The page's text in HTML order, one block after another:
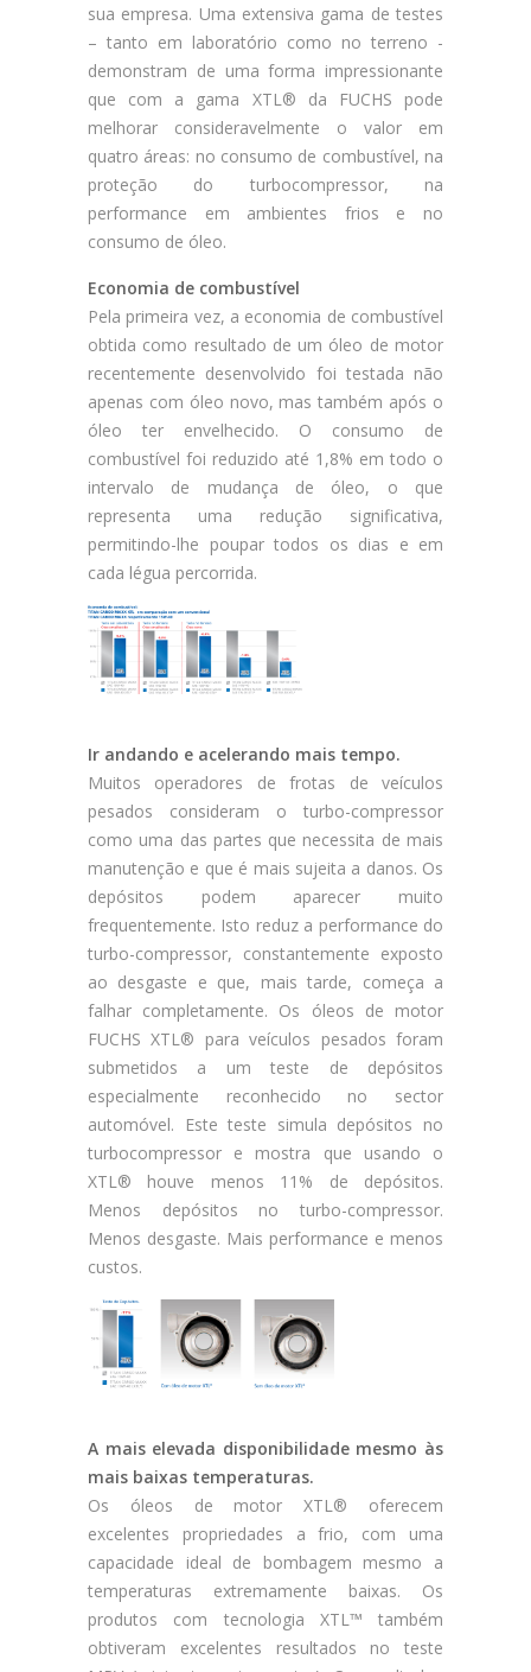
sua empresa. Uma extensiva gama de testes
– tanto em laboratório como no terreno -
demonstram de uma forma impressionante
que com a gama XTL® da FUCHS pode
melhorar consideravelmente o valor em
quatro áreas: no consumo de combustível, na
proteção do turbocompressor, na
performance em ambientes frios e no
consumo de óleo.
Economia de combustível
Pela primeira vez, a economia de combustível
obtida como resultado de um óleo de motor
recentemente desenvolvido foi testada não
apenas com óleo novo, mas também após o
óleo ter envelhecido. O consumo de
combustível foi reduzido até 1,8% em todo o
intervalo de mudança de óleo, o que
representa uma redução significativa,
permitindo-lhe poupar todos os dias e em
cada légua percorrida.
Ir andando e acelerando mais tempo.
Muitos operadores de frotas de veículos
pesados consideram o turbo-compressor
como uma das partes que necessita de mais
manutenção e que é mais sujeita a danos. Os
depósitos podem aparecer muito
frequentemente. Isto reduz a performance do
turbo-compressor, constantemente exposto
ao desgaste e que, mais tarde, começa a
falhar completamente. Os óleos de motor
FUCHS XTL® para veículos pesados foram
submetidos a um teste de depósitos
especialmente reconhecido no sector
automóvel. Este teste simula depósitos no
turbocompressor e mostra que usando o
XTL® houve menos 11% de depósitos.
Menos depósitos no turbo-compressor.
Menos desgaste. Mais performance e menos
custos.
A mais elevada disponibilidade mesmo às
mais baixas temperaturas.
Os óleos de motor XTL® oferecem
excelentes propriedades a frio, com uma
capacidade ideal de bombagem mesmo a
temperaturas extremamente baixas. Os
produtos com tecnologia XTL™ também
obtiveram excelentes resultados no teste